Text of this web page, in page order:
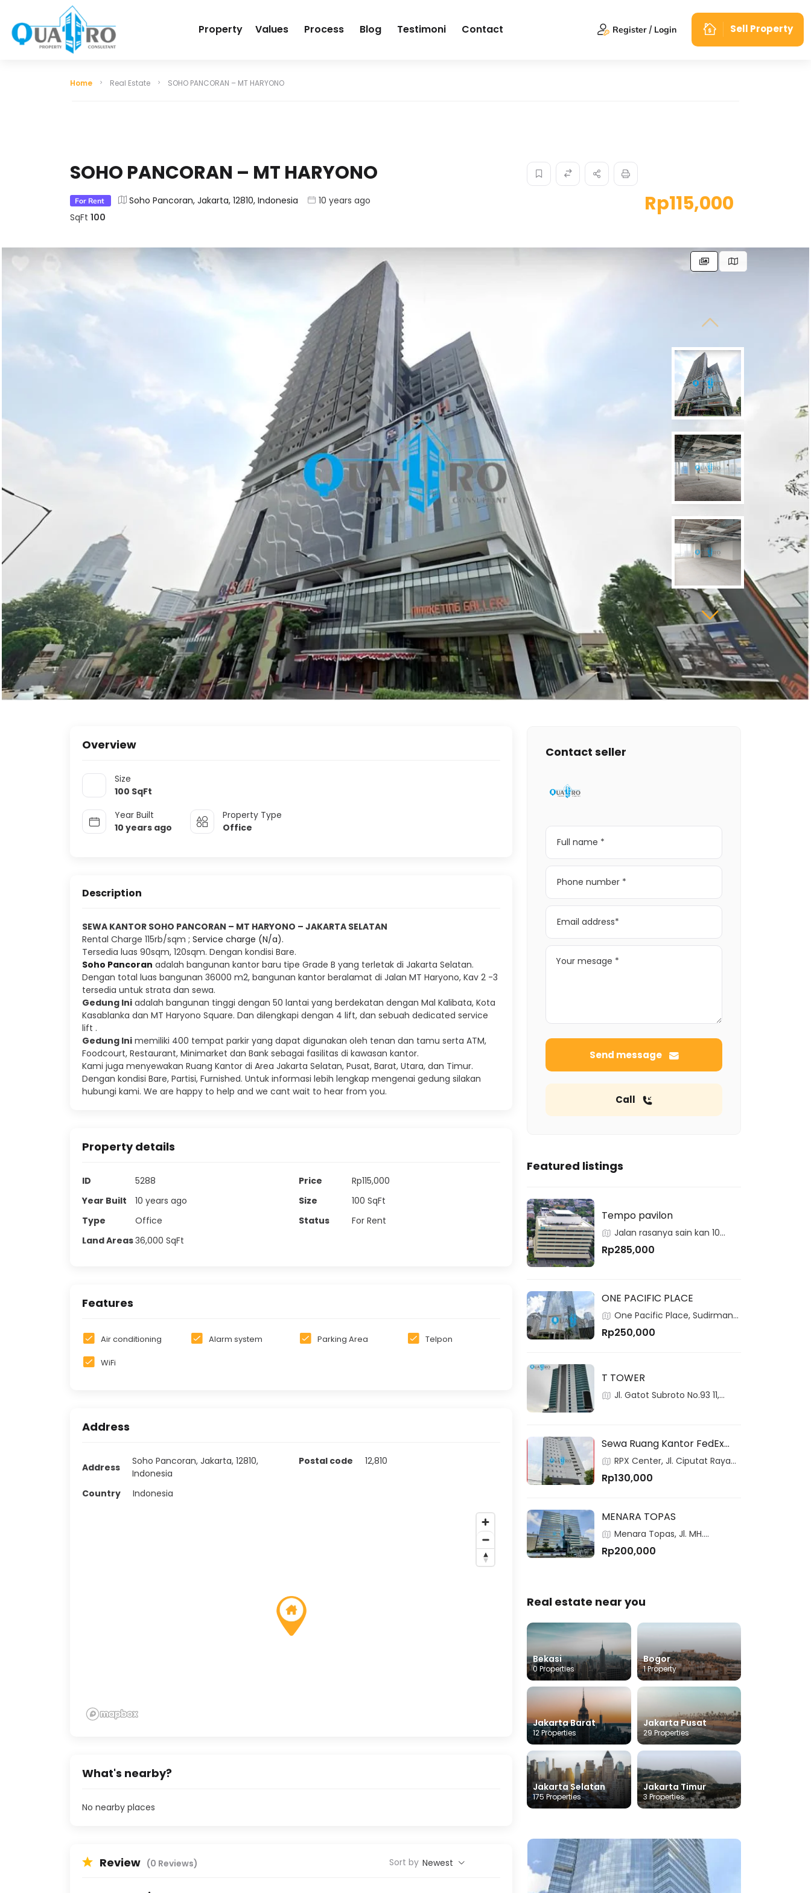
Property Values Process Blog Testimoni Contact Register Login Sell Property
Home Real Estate SOHO PANCORAN – MT HARYONO
SOHO PANCORAN – MT HARYONO
For Rent Soho Pancoran, Jakarta, 12810, Indonesia
10 years ago
SqFt 100
Rp115,000
Overview
Size
100 SqFt
Year Built
10 years ago
Property Type
Office
Description
SEWA KANTOR SOHO PANCORAN – MT HARYONO – JAKARTA SELATAN
Rental Charge 115rb/sqm ; Service charge (N/a).
Tersedia luas 90sqm, 120sqm. Dengan kondisi Bare.
Soho Pancoran adalah bangunan kantor baru tipe Grade B yang terletak di Jakarta Selatan.
Dengan total luas bangunan 36000 m2, bangunan kantor beralamat di Jalan MT Haryono, Kav 2 -3
tersedia untuk strata dan sewa.
Gedung Ini adalah bangunan tinggi dengan 50 lantai yang berdekatan dengan Mal Kalibata, Kota
Kasablanka dan MT Haryono Square. Dan dilengkapi dengan 4 lift, dan sebuah dedicated service
lift .
Gedung Ini memiliki 400 tempat parkir yang dapat digunakan oleh tenan dan tamu serta ATM,
Foodcourt, Restaurant, Minimarket dan Bank sebagai fasilitas di kawasan kantor.
Kami juga menyewakan Ruang Kantor di Area Jakarta Selatan, Pusat, Barat, Utara, dan Timur.
Dengan kondisi Bare, Partisi, Furnished. Untuk informasi lebih lengkap mengenai gedung silakan
hubungi kami. We are happy to help and we cant wait to hear from you.
Property details
ID 5288 Price
Rp115,000
Year Built
10 years ago Size 100 SqFt
Type
Office Status
For Rent
Land Areas36,000SqFt
Features
Air conditioning Alarm system Parking Area Telpon
WiFi
Address
Address
Soho Pancoran, Jakarta, 12810,
Indonesia
Postal code 12,810
Country Indonesia
What's nearby?
No nearby places
Review (0 Reviews) Sort by Newest
Contact seller
Send message
Call
Featured listings
Tempo pavilon
Jalan rasanya sain kan 10
kuningan
Rp285,000
ONE PACIFIC PLACE
One Pacific Place, Sudirman
Central Business District, Jakarta,
12190, Indonesia
Rp250,000
T TOWER
Jl. Gatot Subroto No.93 11,
Sewa Ruang Kantor FedEx
Building (RPX Center)
Jakarta Selatan | Harga
Mulai Rp130 Ribu/m²
RPX Center, Jl. Ciputat Raya
No. 99, Jakarta, 12310, Indonesia
Rp130,000
MENARA TOPAS
Menara Topas, Jl. MH.
Thamrin Kav. 9, Jakarta, 10350,
Indonesia
Rp200,000
Real estate near you
Bekasi
0 Properties
Bogor
1 Property
Jakarta Barat
12 Properties
Jakarta Pusat
29 Properties
Jakarta Selatan
175 Properties
Jakarta Timur
3 Properties